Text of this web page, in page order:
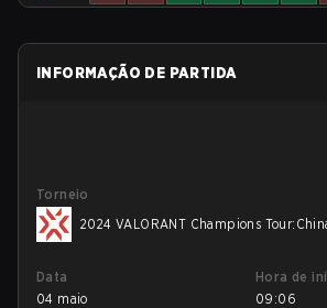
INFORMAÇÃO DE PARTIDA
Torneio
2024 VALORANT Champions
Data
04 maio
Hora de
09:06